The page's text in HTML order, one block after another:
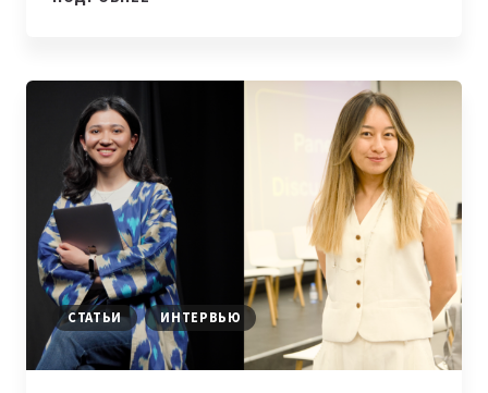
ОПЫТ
SERGEK
GROUP
СТАТЬИ ИНТЕРВЬЮ